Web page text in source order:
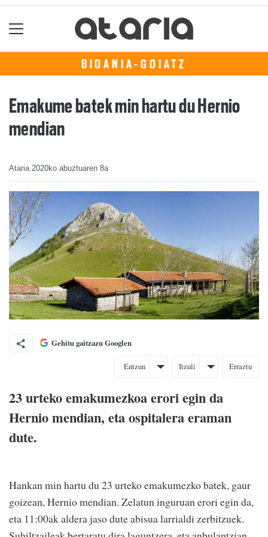
BIDANIA-GOIATZ
Emakume batek min hartu du Hernio
mendian
Ataria 2020ko abuztuaren 8a
Gehitu gaitzazu Googlen
Entzun Itzuli Erraztu
23 urteko emakumezkoa erori egin da
Hernio mendian, eta ospitalera eraman
dute.
Hankan min hartu du 23 urteko emakumezko batek, gaur
goizean, Hernio mendian. Zelatun inguruan erori egin da,
eta 11:00ak aldera jaso dute abisua larrialdi zerbitzuek.